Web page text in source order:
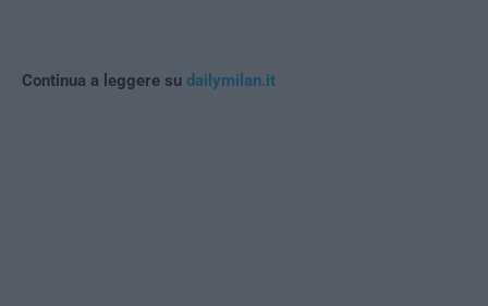
Continua a leggere su dailymilan.it